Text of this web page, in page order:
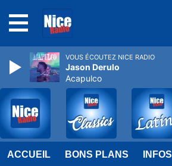
ACCUEIL BONS PLANS INFOS
VOUS ÉCOUTEZ NICE RADIO
Jason Derulo
Acapulco